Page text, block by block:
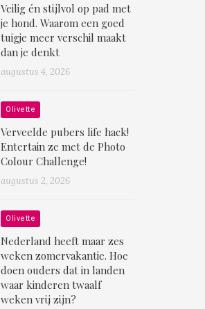
Veilig én stijlvol op pad met
je hond. Waarom een goed
tuigje meer verschil maakt
dan je denkt
augustus 4, 2026
Olivette
Verveelde pubers life hack!
Entertain ze met de Photo
Colour Challenge!
augustus 2, 2026
Olivette
Nederland heeft maar zes
weken zomervakantie. Hoe
doen ouders dat in landen
waar kinderen twaalf
weken vrij zijn?